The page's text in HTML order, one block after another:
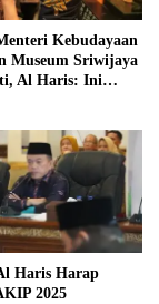
Kebudayaan
Museum Sriwijaya
Al Haris: Ini
Haris Harap
2025